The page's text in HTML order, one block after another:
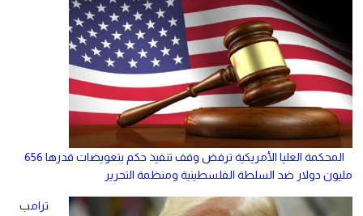
المحكمة العليا الأمريكية ترفض وقف تنفيذ حكم بتعويضات قدرها 656
مليون دولار ضد السلطة الفلسطينية ومنظمة التحرير
ترامب